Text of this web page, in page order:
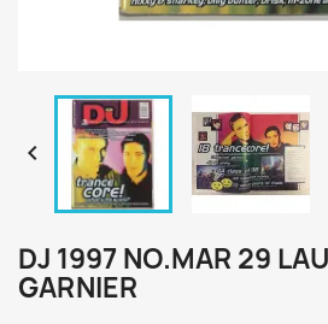

DJ 1997 NO.MAR 29
GARNIER